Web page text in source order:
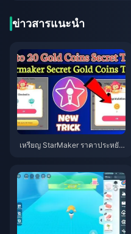
ข่าวสารแนะนำ
เหรียญ StarMaker ราคาประหยัด